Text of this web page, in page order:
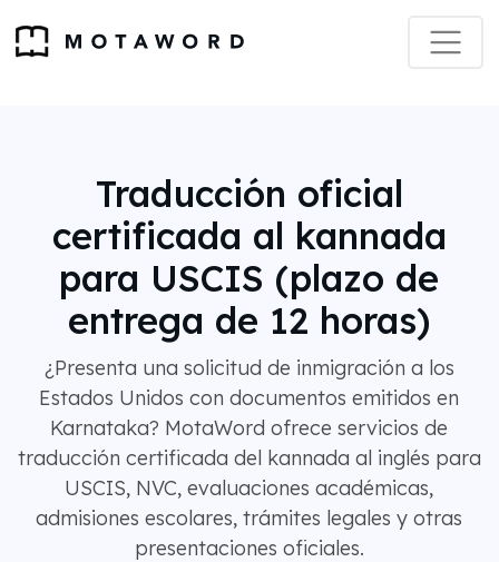
Traducción oficial
certificada al kannada
para USCIS (plazo de
entrega de 12 horas)
¿Presenta una solicitud de inmigración a los
Estados Unidos con documentos emitidos en
Karnataka? MotaWord ofrece servicios de
traducción certificada del kannada al inglés para
USCIS, NVC, evaluaciones académicas,
admisiones escolares, trámites legales y otras
presentaciones oficiales.